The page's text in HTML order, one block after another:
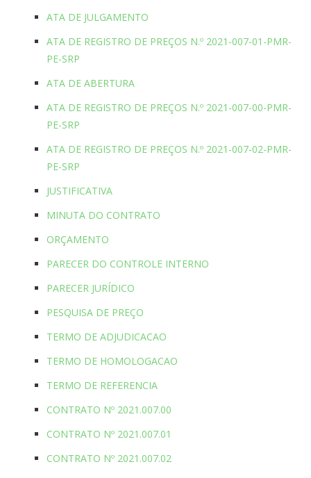
ATA DE JULGAMENTO
ATA DE REGISTRO DE PREÇOS N.º 2021-007-01-PMR-
PE-SRP
ATA DE ABERTURA
ATA DE REGISTRO DE PREÇOS N.º 2021-007-00-PMR-
PE-SRP
ATA DE REGISTRO DE PREÇOS N.º 2021-007-02-PMR-
PE-SRP
JUSTIFICATIVA
MINUTA DO CONTRATO
ORÇAMENTO
PARECER DO CONTROLE INTERNO
PARECER JURÍDICO
PESQUISA DE PREÇO
TERMO DE ADJUDICACAO
TERMO DE HOMOLOGACAO
TERMO DE REFERENCIA
CONTRATO Nº 2021.007.00
CONTRATO Nº 2021.007.01
CONTRATO Nº 2021.007.02